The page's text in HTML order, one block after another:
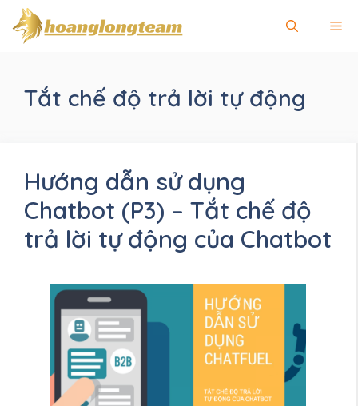
Chuyển
đến
Tắt chế độ trả lời tự động
Hướng dẫn sử dụng
Chatbot (P3) – Tắt chế độ
trả lời tự động của Chatbot